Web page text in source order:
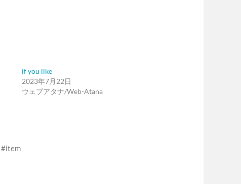
if you like
2023年7月22日
ウェブアタナ/Web-Atana
item